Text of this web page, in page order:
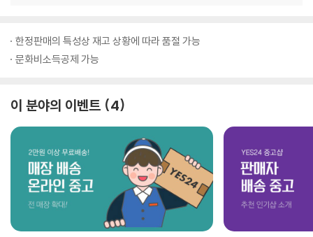
한정판매의 특성상 재고 상황에 따라 품절 가능
문화비소득공제 가능
이 분야의 이벤트 4